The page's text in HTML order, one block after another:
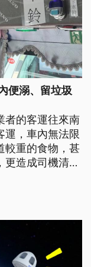
便溺、留垃圾
者的客運往來南
運，車內無法限
較重的食物，甚
造成司機清潔
可以和司機溝